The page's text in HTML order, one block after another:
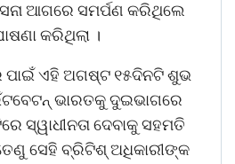
ଆଗରେ ସମର୍ପଣ କରିଥିଲେ
କରିଥିଲା ।
ଏହି ଅଗଷ୍ଟ ୧୫ଦିନଟି ଶୁଭ
ଭାରତକୁ ଦୁଇଭାଗରେ
ସ୍ୱାଧୀନତା ଦେବାକୁ ସହମତି
ସେହି ବ୍ରିଟିଶ୍ ଅଧିକାରୀଙ୍କ